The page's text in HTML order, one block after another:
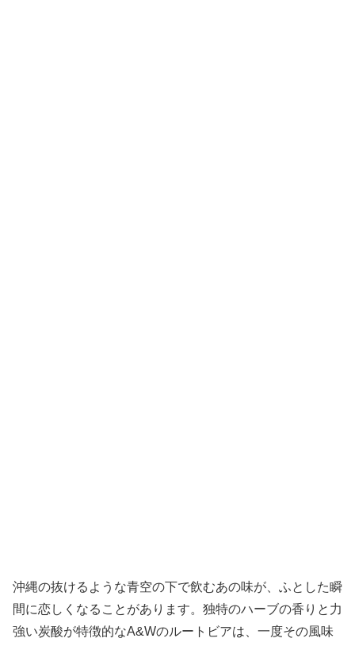
沖縄の抜けるような青空の下で飲むあの味が、ふとした瞬
間に恋しくなることがあります。独特のハーブの香りと力
強い炭酸が特徴的なA&Wのルートビアは、一度その風味